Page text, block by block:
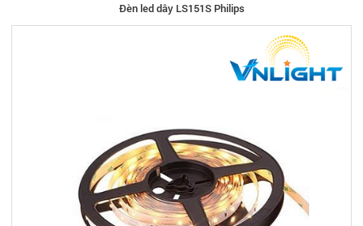
Đèn led dây LS151S Philips